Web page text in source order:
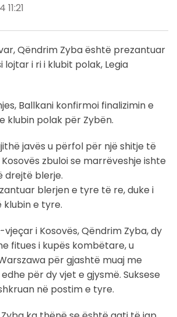
Qëndrim Zyba është prezantuar
i ri i klubit polak, Legia
Ballkani konfirmoi finalizimin e
klubin polak për Zybën.
javës u përfol për një shitje të
zbuloi se marrëveshje ishte
drejtë blerje.
blerjen e tyre të re, duke i
klubin e tyre.
vjeçar i Kosovës, Qëndrim Zyba, dy
fitues i kupës kombëtare, u
për gjashtë muaj me
për dy vjet e gjysmë. Suksese
në postim e tyre.